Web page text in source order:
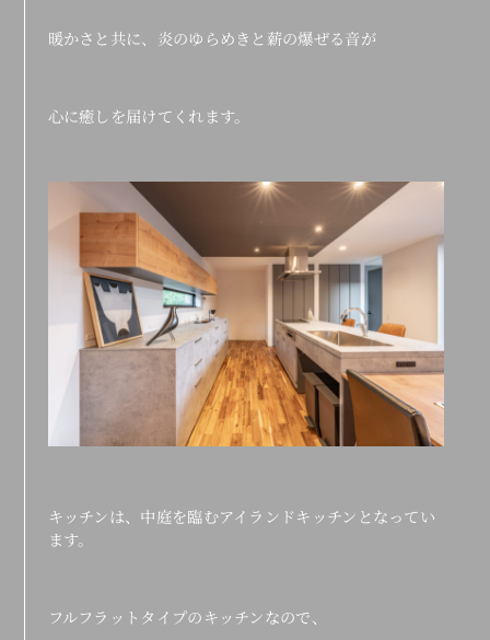
暖かさと共に、炎のゆらめきと薪の爆ぜる音が
心に癒しを届けてくれます。
キッチンは、中庭を臨むアイランドキッチンとなってい
ます。
フルフラットタイプのキッチンなので、